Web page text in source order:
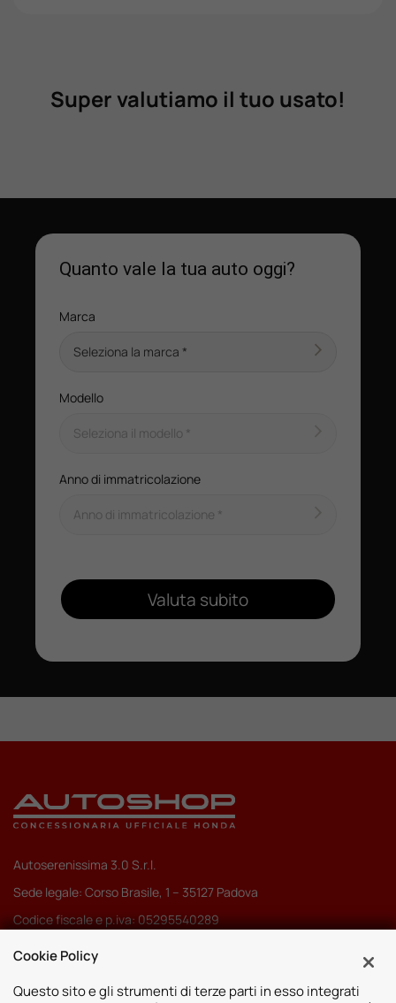
Super valutiamo il tuo usato!
Quanto vale la tua auto oggi?
Marca
Modello
Anno di immatricolazione
Valuta subito
Autoserenissima 3.0 S.r.l.
Sede legale: Corso Brasile, 1 – 35127 Padova
Codice fiscale e p.iva: 05295540289
Cookie Policy
Questo sito e gli strumenti di terze parti in esso integrati